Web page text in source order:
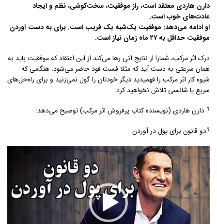
دارن هاردی معتقد است، راز موفقیت، سخت‌کوشی، نظم و ایجاد
عادت‌های خوب است.
او ادامه می‌دهد: موفقیت یک‌شبه یک فریب است. برای به دست آوردن
موفقیت حداقل به ۲۷ ماه زمان نیاز است.
درک اثر مرکب، شمارا از نتایج آنی رها می‌کند از این اعتقاد که موفقیت باید به
همان سرعتی به دست آید که مثلا فست فود حاضر می‌شود. هنگامی‌ که
شیوه کار اثر مرکب را فهمیدید دیگر خودتان را گول نمی‌زنید و برای راه‌حل‌های
سریع یا شانسی تلاش نخواهید کرد.
? دارن هاردی (نویسنده کتاب پرفروش اثر مرکب) توضیح می‌دهد:
?دو قانون برای پول در آوردن
نمایشگر
ویدیو